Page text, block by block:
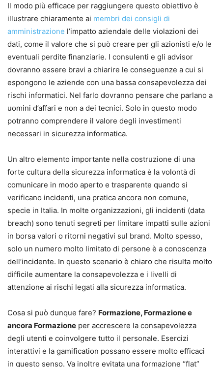
Il modo più efficace per raggiungere questo obiettivo è
illustrare chiaramente ai membri dei consigli di
amministrazione l’impatto aziendale delle violazioni dei
dati, come il valore che si può creare per gli azionisti e/o le
eventuali perdite finanziarie. I consulenti e gli advisor
dovranno essere bravi a chiarire le conseguenze a cui si
espongono le aziende con una bassa consapevolezza dei
rischi informatici. Nel farlo dovranno pensare che parlano a
uomini d’affari e non a dei tecnici. Solo in questo modo
potranno comprendere il valore degli investimenti
necessari in sicurezza informatica.
Un altro elemento importante nella costruzione di una
forte cultura della sicurezza informatica è la volontà di
comunicare in modo aperto e trasparente quando si
verificano incidenti, una pratica ancora non comune,
specie in Italia. In molte organizzazioni, gli incidenti (data
breach) sono tenuti segreti per limitare impatti sulle azioni
in borsa valori o ritorni negativi sul brand. Molto spesso,
solo un numero molto limitato di persone è a conoscenza
dell’incidente. In questo scenario è chiaro che risulta molto
difficile aumentare la consapevolezza e i livelli di
attenzione ai rischi legati alla sicurezza informatica.
Cosa si può dunque fare? Formazione, Formazione e
ancora Formazione per accrescere la consapevolezza
degli utenti e coinvolgere tutto il personale. Esercizi
interattivi e la gamification possano essere molto efficaci
in questo senso. Va inoltre evitata una formazione “flat”